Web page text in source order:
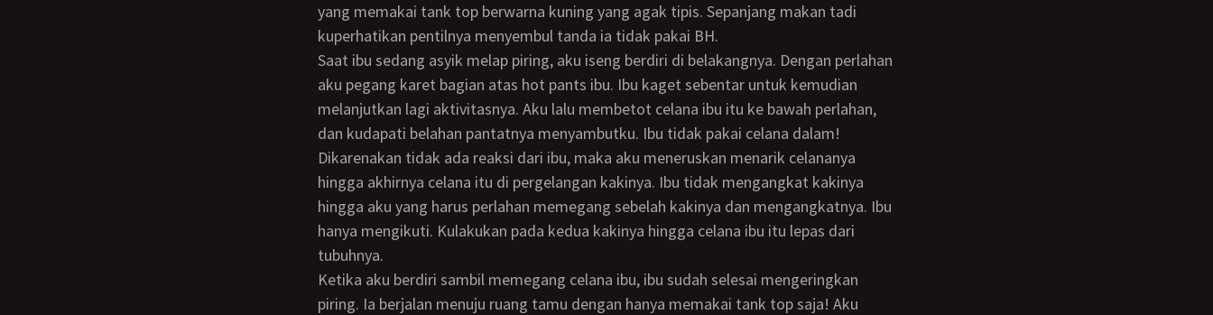
yang memakai tank top berwarna kuning yang agak tipis. Sepanjang makan tadi
kuperhatikan pentilnya menyembul tanda ia tidak pakai BH.
Saat ibu sedang asyik melap piring, aku iseng berdiri di belakangnya. Dengan perlahan
aku pegang karet bagian atas hot pants ibu. Ibu kaget sebentar untuk kemudian
melanjutkan lagi aktivitasnya. Aku lalu membetot celana ibu itu ke bawah perlahan,
dan kudapati belahan pantatnya menyambutku. Ibu tidak pakai celana dalam!
Dikarenakan tidak ada reaksi dari ibu, maka aku meneruskan menarik celananya
hingga akhirnya celana itu di pergelangan kakinya. Ibu tidak mengangkat kakinya
hingga aku yang harus perlahan memegang sebelah kakinya dan mengangkatnya. Ibu
hanya mengikuti. Kulakukan pada kedua kakinya hingga celana ibu itu lepas dari
tubuhnya.
Ketika aku berdiri sambil memegang celana ibu, ibu sudah selesai mengeringkan
piring. Ia berjalan menuju ruang tamu dengan hanya memakai tank top saja! Aku